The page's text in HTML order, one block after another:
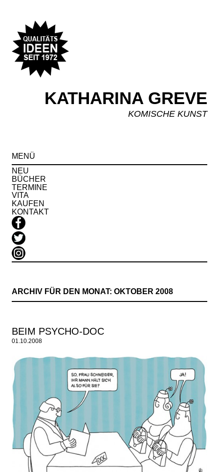
KATHARINA GREVE
KOMISCHE KUNST
MENÜ
NEU
BÜCHER
TERMINE
VITA
KAUFEN
KONTAKT
ARCHIV FÜR DEN MONAT: OKTOBER 2008
BEIM PSYCHO-DOC
01.10.2008